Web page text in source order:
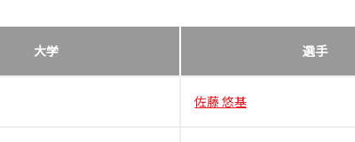
大学 選手
佐藤 悠基